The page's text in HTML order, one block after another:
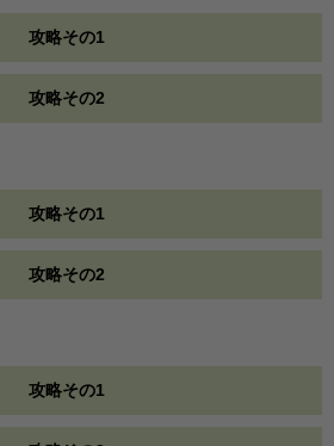
攻略その1
攻略その2
攻略その1
攻略その2
攻略その1